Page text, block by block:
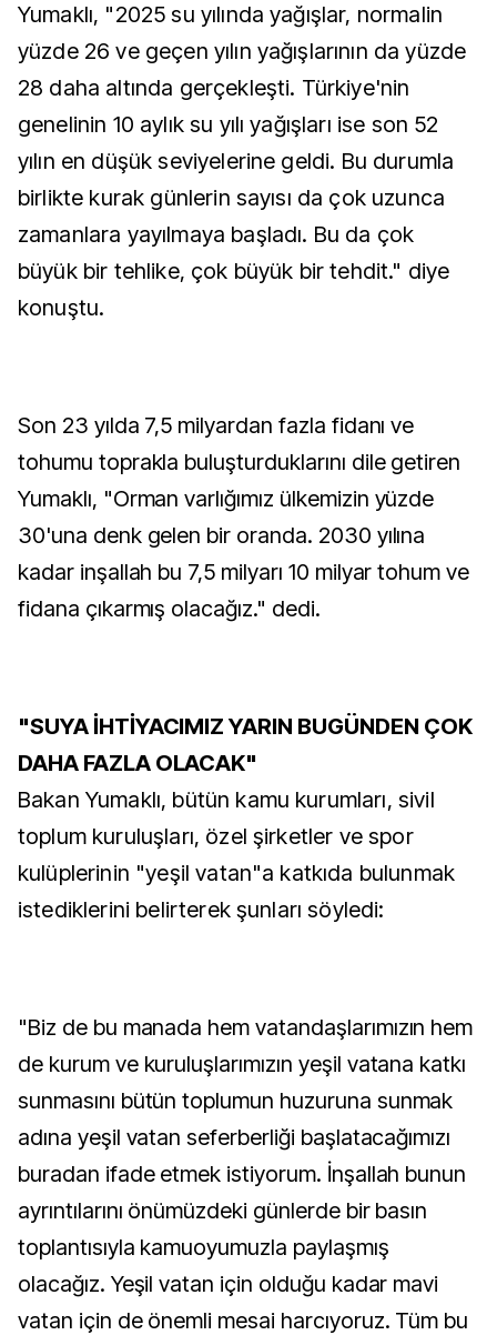
Yumaklı, "2025 su yılında yağışlar, normalin
yüzde 26 ve geçen yılın yağışlarının da yüzde
28 daha altında gerçekleşti. Türkiye'nin
genelinin 10 aylık su yılı yağışları ise son 52
yılın en düşük seviyelerine geldi. Bu durumla
birlikte kurak günlerin sayısı da çok uzunca
zamanlara yayılmaya başladı. Bu da çok
büyük bir tehlike, çok büyük bir tehdit." diye
konuştu.
Son 23 yılda 7,5 milyardan fazla fidanı ve
tohumu toprakla buluşturduklarını dile getiren
Yumaklı, "Orman varlığımız ülkemizin yüzde
30'una denk gelen bir oranda. 2030 yılına
kadar inşallah bu 7,5 milyarı 10 milyar tohum ve
fidana çıkarmış olacağız." dedi.
"SUYA İHTİYACIMIZ YARIN BUGÜNDEN ÇOK
DAHA FAZLA OLACAK"
Bakan Yumaklı, bütün kamu kurumları, sivil
toplum kuruluşları, özel şirketler ve spor
kulüplerinin "yeşil vatan"a katkıda bulunmak
istediklerini belirterek şunları söyledi:
"Biz de bu manada hem vatandaşlarımızın hem
de kurum ve kuruluşlarımızın yeşil vatana katkı
sunmasını bütün toplumun huzuruna sunmak
adına yeşil vatan seferberliği başlatacağımızı
buradan ifade etmek istiyorum. İnşallah bunun
ayrıntılarını önümüzdeki günlerde bir basın
toplantısıyla kamuoyumuzla paylaşmış
olacağız. Yeşil vatan için olduğu kadar mavi
vatan için de önemli mesai harcıyoruz. Tüm bu